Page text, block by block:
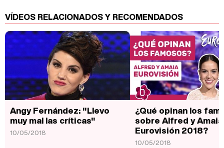
VÍDEOS RELACIONADOS Y RECOMENDADOS
Angy Fernández: "Llevo
muy mal las críticas"
10/05/2018
¿Qué opinan los
sobre Alfred y
Eurovisión 2018?
10/05/2018